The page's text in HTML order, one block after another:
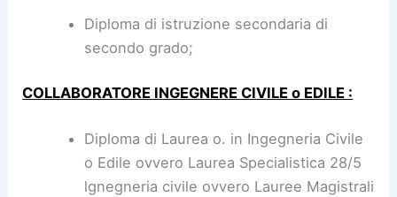
Diploma di istruzione secondaria di
secondo grado;
COLLABORATORE INGEGNERE CIVILE o EDILE :
Diploma di Laurea o. in Ingegneria Civile
o Edile ovvero Laurea Specialistica 28/5
lgnegneria civile ovvero Lauree Magistrali